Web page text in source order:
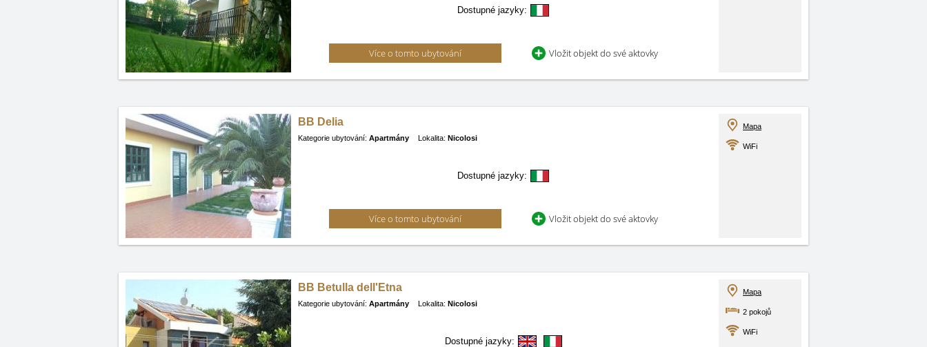
Dostupné jazyky:
Více o tomto ubytování Vložit objekt do své aktovky
BB Delia
Kategorie ubytování: Apartmány Lokalita: Nicolosi
Dostupné jazyky:
Více o tomto ubytování Vložit objekt do své aktovky
Mapa
WiFi
BB Betulla dell'Etna
Kategorie ubytování: Apartmány Lokalita: Nicolosi
Dostupné jazyky:
Mapa
2 pokojů
WiFi